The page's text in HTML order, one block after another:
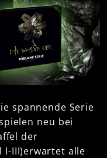
spannende Serie
neu bei
der
I-III)erwartet alle